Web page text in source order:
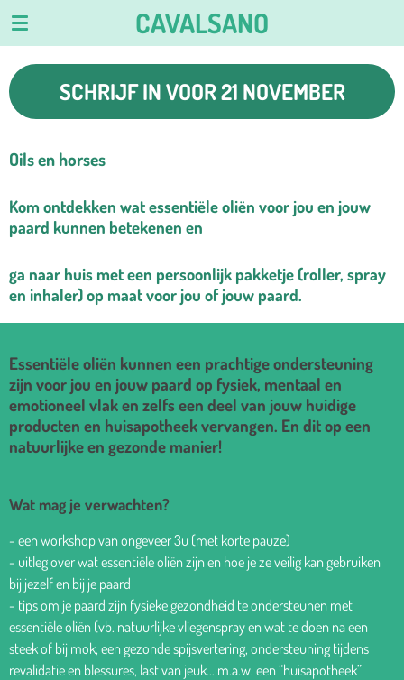
Ga
naar
de
hoofdinhoud
CAVALSANO
SCHRIJF IN VOOR 21 NOVEMBER
Oils en horses
Kom ontdekken wat essentiële oliën voor jou en jouw
paard kunnen betekenen en
ga naar huis met een persoonlijk pakketje (roller, spray
en inhaler) op maat voor jou of jouw paard.
Essentiële oliën kunnen een prachtige ondersteuning
zijn voor jou en jouw paard op fysiek, mentaal en
emotioneel vlak en zelfs een deel van jouw huidige
producten en huisapotheek vervangen. En dit op een
natuurlijke en gezonde manier!
Wat mag je verwachten?
- een workshop van ongeveer 3u (met korte pauze)
- uitleg over wat essentiële oliën zijn en hoe je ze veilig kan gebruiken
bij jezelf en bij je paard
- tips om je paard zijn fysieke gezondheid te ondersteunen met
essentiële oliën (vb. natuurlijke vliegenspray en wat te doen na een
steek of bij mok, een gezonde spijsvertering, ondersteuning tijdens
revalidatie en blessures, last van jeuk… m.a.w. een “huisapotheek”